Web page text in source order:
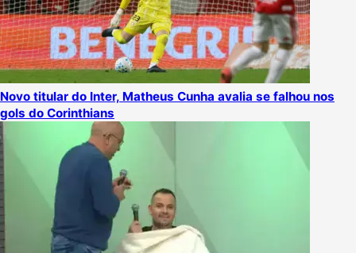
Novo titular do Inter, Matheus Cunha avalia se falhou nos
gols do Corinthians